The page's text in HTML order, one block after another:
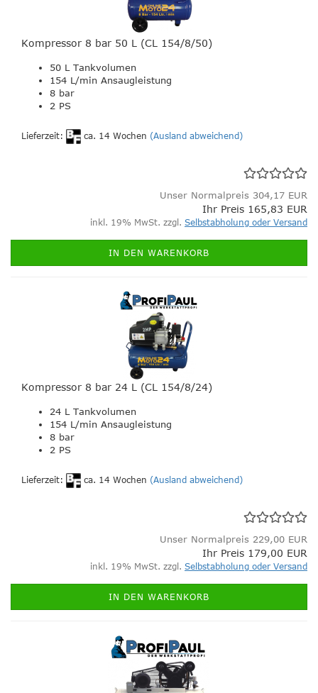
Kompressor 8 bar 50 L (CL 154/8/50)
50 L Tankvolumen
154 L/min Ansaugleistung
8 bar
2 PS
Lieferzeit: ca. 14 Wochen (Ausland abweichend)
Unser Normalpreis 304,17 EUR
Ihr Preis 165,83 EUR
inkl. 19% MwSt. zzgl. Selbstabholung oder Versand
IN DEN WARENKORB
Kompressor 8 bar 24 L (CL 154/8/24)
24 L Tankvolumen
154 L/min Ansaugleistung
8 bar
2 PS
Lieferzeit: ca. 14 Wochen (Ausland abweichend)
Unser Normalpreis 229,00 EUR
Ihr Preis 179,00 EUR
inkl. 19% MwSt. zzgl. Selbstabholung oder Versand
IN DEN WARENKORB